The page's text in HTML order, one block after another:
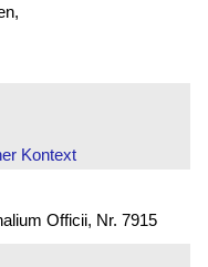
Kontext
Officii, Nr. 7915